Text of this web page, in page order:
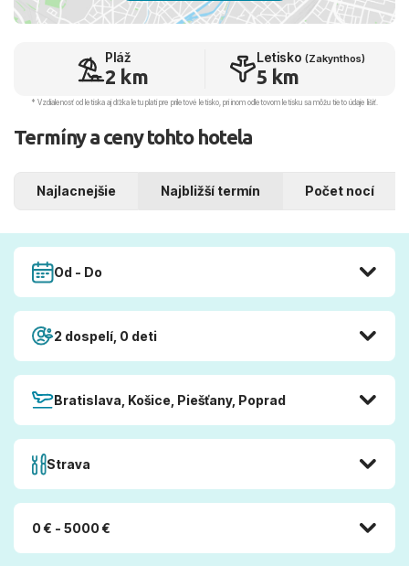
Pláž
2 km
Letisko (Zakynthos)
5 km
* Vzdialenosť od letiska aj dľžka letu platí pre príletové letisko, pri inom odletovom letisku sa môžu tieto údaje líšiť.
Termíny a ceny tohto hotela
Najlacnejšie Najbližší termín Počet nocí
Od - Do
2 dospelí, 0 deti
Bratislava, Košice, Piešťany, Poprad
Strava
0 € - 5000 €